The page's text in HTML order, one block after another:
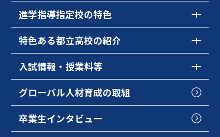
進学指導指定校の特色
特色ある都立高校の紹介
入試情報・授業料等
グローバル人材育成の取組
卒業生インタビュー